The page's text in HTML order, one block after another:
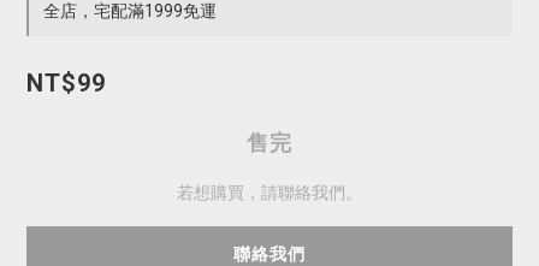
全店，宅配滿1999免運
NT$99
售完
若想購買，請聯絡我們。
聯絡我們